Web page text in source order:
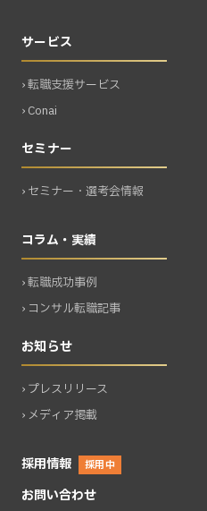
サービス
› 転職支援サービス
› Conai
セミナー
› セミナー・選考会情報
コラム・実績
› 転職成功事例
› コンサル転職記事
お知らせ
› プレスリリース
› メディア掲載
採用情報 採用中
お問い合わせ